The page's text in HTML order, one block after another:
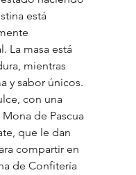
está
La masa está
mientras
y sabor únicos.
con una
de Pascua
que le dan
compartir en
de Confitería